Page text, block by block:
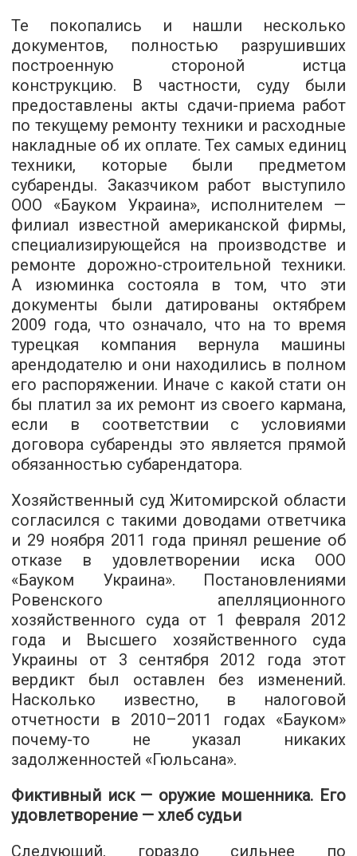
Те покопались и нашли несколько
документов, полностью разрушивших
построенную стороной истца
конструкцию. В частности, суду были
предоставлены акты сдачи-приема работ
по текущему ремонту техники и расходные
накладные об их оплате. Тех самых единиц
техники, которые были предметом
субаренды. Заказчиком работ выступило
ООО «Бауком Украина», исполнителем —
филиал известной американской фирмы,
специализирующейся на производстве и
ремонте дорожно-строительной техники.
А изюминка состояла в том, что эти
документы были датированы октябрем
2009 года, что означало, что на то время
турецкая компания вернула машины
арендодателю и они находились в полном
его распоряжении. Иначе с какой стати он
бы платил за их ремонт из своего кармана,
если в соответствии с условиями
договора субаренды это является прямой
обязанностью субарендатора.
Хозяйственный суд Житомирской области
согласился с такими доводами ответчика
и 29 ноября 2011 года принял решение об
отказе в удовлетворении иска ООО
«Бауком Украина». Постановлениями
Ровенского апелляционного
хозяйственного суда от 1 февраля 2012
года и Высшего хозяйственного суда
Украины от 3 сентября 2012 года этот
вердикт был оставлен без изменений.
Насколько известно, в налоговой
отчетности в 2010–2011 годах «Бауком»
почему-то не указал никаких
задолженностей «Гюльсана».
Фиктивный иск — оружие мошенника. Его
удовлетворение — хлеб судьи
Следующий, гораздо сильнее по